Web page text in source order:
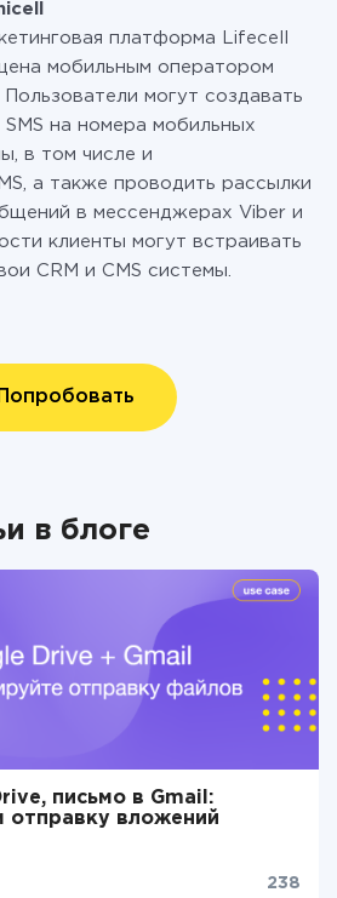
платформа Lifecell
мобильным оператором
Пользователи могут создавать
на номера мобильных
в том числе и
а также проводить рассылки
в мессенджерах Viber и
клиенты могут встраивать
CRM и CMS системы.
Попробовать
в блоге
письмо в Gmail:
отправку вложений
238